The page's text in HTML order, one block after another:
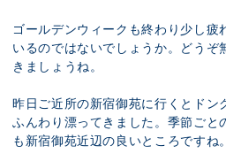
ゴールデンウィークも終わり少し疲
いるのではないでしょうか。どうぞ
きましょうね。
昨日ご近所の新宿御苑に行くとドン
ふんわり漂ってきました。季節ごと
も新宿御苑近辺の良いところですね。